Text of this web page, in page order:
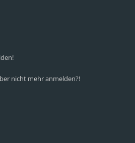
nicht mehr anmelden?!